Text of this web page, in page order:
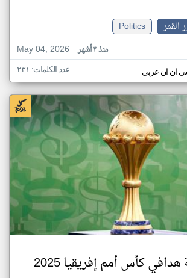
القمر
Politics
May 04, 2026
منذ ٣ أشهر
ان ان عربي عدد الكلمات: ٢٣١
هدافي كأس أمم إفريقيا 2025